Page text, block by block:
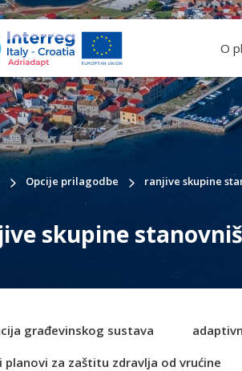
O
Opcije prilagodbe ranjive skupine
skupine
građevinskog sustava
planovi za zaštitu zdravlja od vrućine